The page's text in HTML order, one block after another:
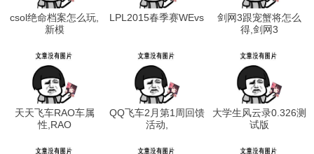
csol绝命档案怎么玩,
新模
LPL2015春季赛WEvs
剑网3跟宠蟹将怎么
得,剑网3
天天飞车RAO车属
性,RAO
QQ飞车2月第1周回馈
活动,
大学生风云录0.326测
试版